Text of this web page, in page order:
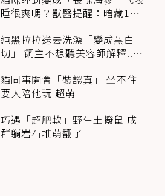
睡很爽嗎？獸醫提醒：暗藏1種
純黑拉拉送去洗澡「變成黑白
切」 飼主不想聽美容師解釋..衝
貓同事開會「裝認真」 坐不住
要人陪他玩 超萌
巧遇「超肥軟」野生土撥鼠 成
群躺岩石堆萌翻了